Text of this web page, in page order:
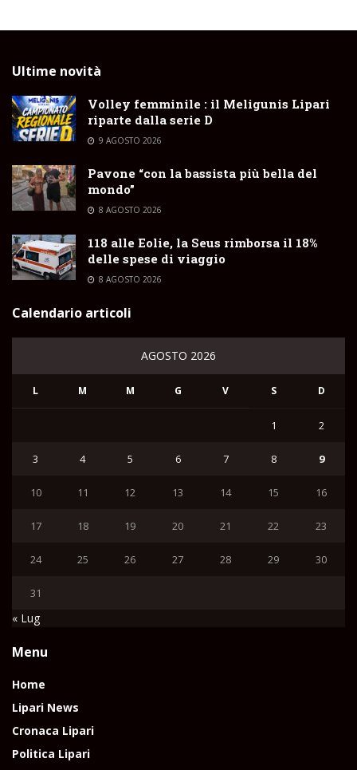
Ultime novità
Volley femminile : il Meligunis Lipari
riparte dalla serie D
9 AGOSTO 2026
Pavone “con la bassista più bella del
mondo”
8 AGOSTO 2026
118 alle Eolie, la Seus rimborsa il 18%
delle spese di viaggio
8 AGOSTO 2026
Calendario articoli
AGOSTO 2026
L M M G V S D
1 2
3 4 5 6 7 8 9
10 11 12 13 14 15 16
17 18 19 20 21 22 23
24 25 26 27 28 29 30
31
« Lug
Menu
Home
Lipari News
Cronaca Lipari
Politica Lipari